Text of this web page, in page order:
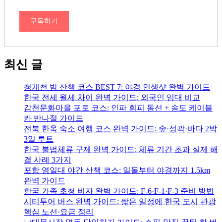
구독하기
최신 글
청계천 밤 산책 코스 BEST 7: 야경 인생샷 완벽 가이드
한국 전세 월세 차이 완벽 가이드: 외국인 임대 비교
감천문화마을 포토 코스: 인파 회피 동선 + 송도 케이블
카 반나절 가이드
전북 한옥 숙소 여행 코스 완벽 가이드: 숲·성곽·바다 2박
3일 루트
한국 불법체류 구제 완벽 가이드: 체류 기간 초과 실제 해
결 사례 3가지
포항 영일대 야간 산책 코스: 일몰부터 야경까지 1.5km
완벽 가이드
한국 가족 초청 비자 완벽 가이드: F-6·F-1·F-3 준비 방법
시티투어 버스 완벽 가이드: 짧은 일정에 한국 도시 관광
핵심 노선·요금 정리